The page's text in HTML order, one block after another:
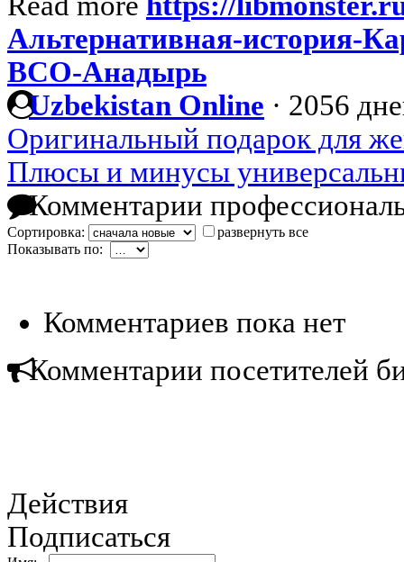
Альтернативная-история-
ВСО-Анадырь
Uzbekistan Online · 2056
Оригинальный подарок для
Плюсы и минусы
Комментарии
Сортировка:
развернуть все
Показывать по:
Комментариев пока нет
Комментарии посетителей
Действия
Подписаться